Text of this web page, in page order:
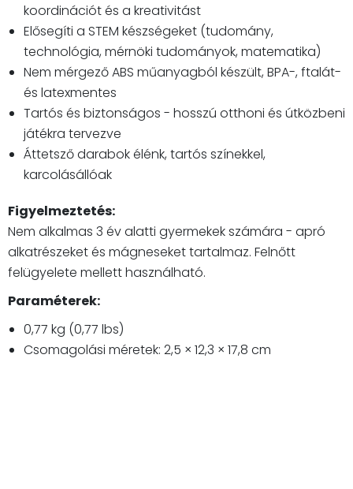
koordinációt és a kreativitást
Elősegíti a STEM készségeket (tudomány,
technológia, mérnöki tudományok, matematika)
Nem mérgező ABS műanyagból készült, BPA-, ftalát-
és latexmentes
Tartós és biztonságos - hosszú otthoni és útközbeni
játékra tervezve
Áttetsző darabok élénk, tartós színekkel,
karcolásállóak
Figyelmeztetés:
Nem alkalmas 3 év alatti gyermekek számára - apró
alkatrészeket és mágneseket tartalmaz. Felnőtt
felügyelete mellett használható.
Paraméterek:
0,77 kg (0,77 lbs)
Csomagolási méretek: 2,5 × 12,3 × 17,8 cm